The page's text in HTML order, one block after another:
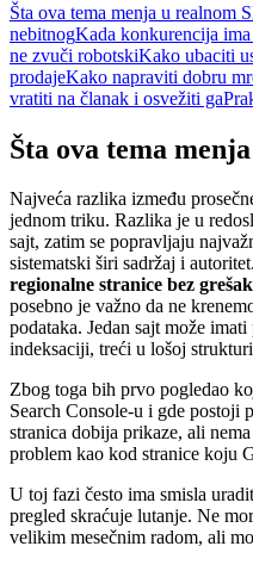
Šta ova tema menja u realnom
nebitnogKada konkurencija
ne zvuči robotskiKako ubaciti
prodajeKako napraviti dobru
vratiti na članak i osvežiti ga
Šta ova tema
Najveća razlika između
jednom triku. Razlika je u
sajt, zatim se popravljaju
sistematski širi sadržaj i
regionalne stranice bez
posebno je važno da ne
podataka. Jedan sajt može
indeksaciji, treći u lošoj
Zbog toga bih prvo pogledao
Search Console-u i gde postoji
stranica dobija prikaze, ali
problem kao kod stranice koju
U toj fazi često ima smisla
pregled skraćuje lutanje. Ne
velikim mesečnim radom, ali